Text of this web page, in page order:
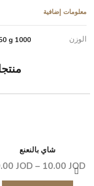
معلومات إضافية
الوزن 1000 g
g
شاي بالنعنع
10.00 JOD
–
JOD